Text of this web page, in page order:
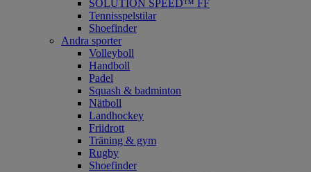
SOLUTION SPEED™ FF
Tennisspelstilar
Shoefinder
Andra sporter
Volleyboll
Handboll
Padel
Squash & badminton
Nätboll
Landhockey
Friidrott
Träning & gym
Rugby
Shoefinder